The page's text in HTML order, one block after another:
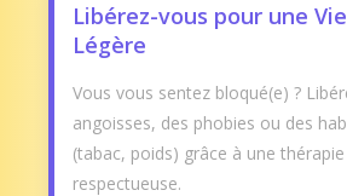
Libérez-vous pour une
Légère
Vous vous sentez bloqué(e) ?
angoisses, des phobies ou des
(tabac, poids) grâce à une
respectueuse.